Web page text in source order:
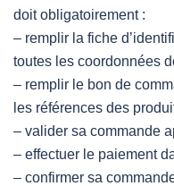
doit obligatoirement :
– remplir la fiche
toutes les coordonnées
– remplir le bon de
les références des
– valider sa commande
– effectuer le paiement
– confirmer sa